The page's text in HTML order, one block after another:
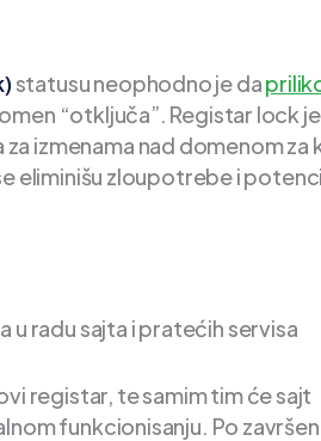
statusu neophodno je da
“otključa”. Registar lock je
izmenama nad domenom za
eliminišu zloupotrebe i
u radu sajta i pratećih servisa
registar, te samim tim će sajt
funkcionisanju. Po